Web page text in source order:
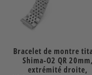
Bracelet de montre
Shima-O2 QR 20mm,
extrémité droite,